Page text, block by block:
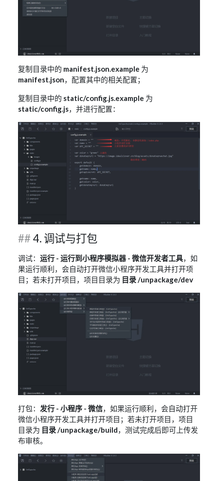
复制目录中的 manifest.json.example 为
manifest.json，配置其中的相关配置；
复制目录中的 static/config.js.example 为
static/config.js，并进行配置：
4. 调试与打包
调试：运行 - 运行到小程序模拟器 - 微信开发者工具，如
果运行顺利，会自动打开微信小程序开发工具并打开项
目；若未打开项目，项目目录为 目录 /unpackage/dev
打包： 发行 - 小程序 - 微信，如果运行顺利，会自动打开
微信小程序开发工具并打开项目；若未打开项目，项目
目录为 目录 /unpackage/build，测试完成后即可上传发
布审核。